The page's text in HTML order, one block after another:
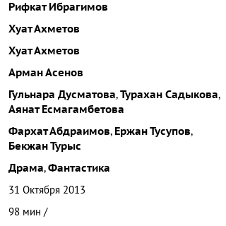
Рифкат Ибрагимов
Хуат Ахметов
Хуат Ахметов
Арман Асенов
Гульнара Дусматова,Турахан Садыкова,
Аянат Есмагамбетова
Фархат Абдраимов, Ержан Тусупов,
Бекжан Турыс
Драма,Фантастика
31 Октября 2013
98 мин /